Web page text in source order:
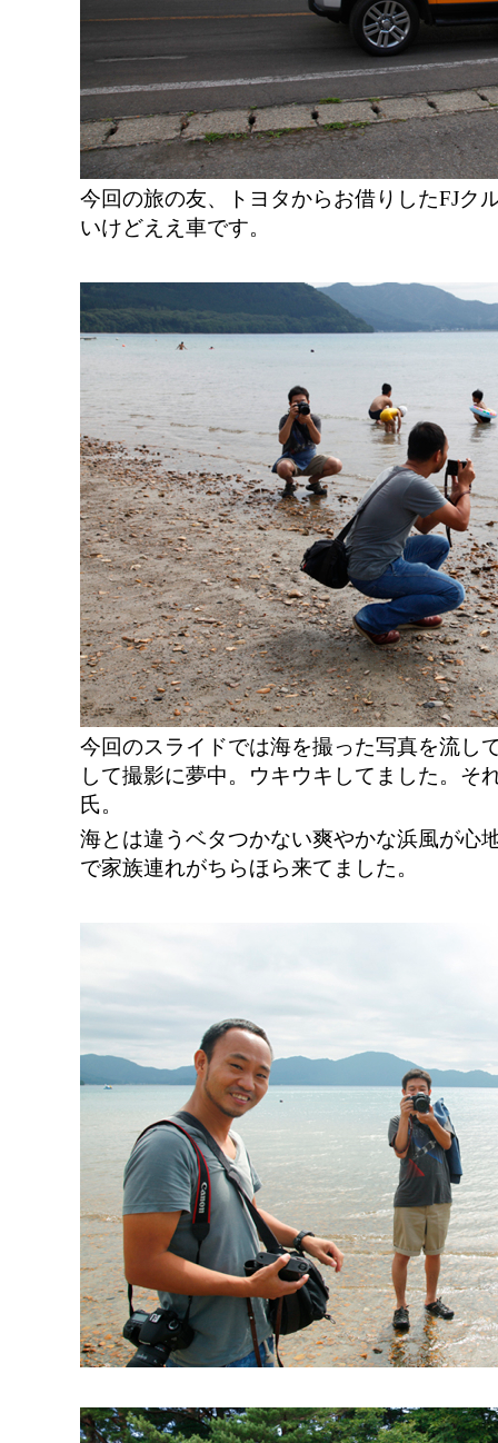
今回の旅の友、トヨタからお借りしたFJク
いけどええ車です。
今回のスライドでは海を撮った写真を流し
して撮影に夢中。ウキウキしてました。そ
氏。
海とは違うベタつかない爽やかな浜風が心
で家族連れがちらほら来てました。